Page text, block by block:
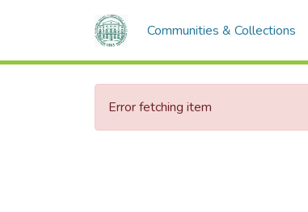
Communities & Collections
Error fetching item